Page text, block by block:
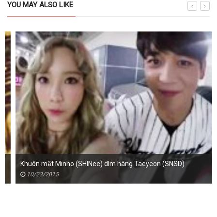
YOU MAY ALSO LIKE
Khuôn mặt Minho (SHINee) dìm hàng Taeyeon (SNSD)
10/23/2015